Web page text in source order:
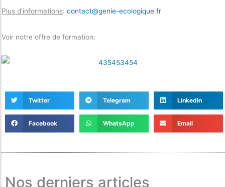
Plus d’informations: contact@genie-ecologique.fr
Voir notre offre de formation:
Twitter Telegram LinkedIn
Facebook WhatsApp Email
Nos derniers articles